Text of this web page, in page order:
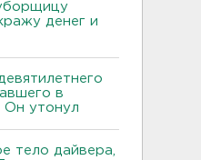
денег и
в
Он утонул
тело дайвера,